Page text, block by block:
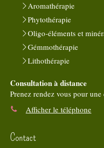
Aromathérapie
Phytothérapie
Oligo-éléments et
Gémmothérapie
Lithothérapie
Consultation à distance
Prenez rendez vous pour
Afficher le téléphone
Contact